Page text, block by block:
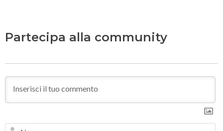
Partecipa alla community